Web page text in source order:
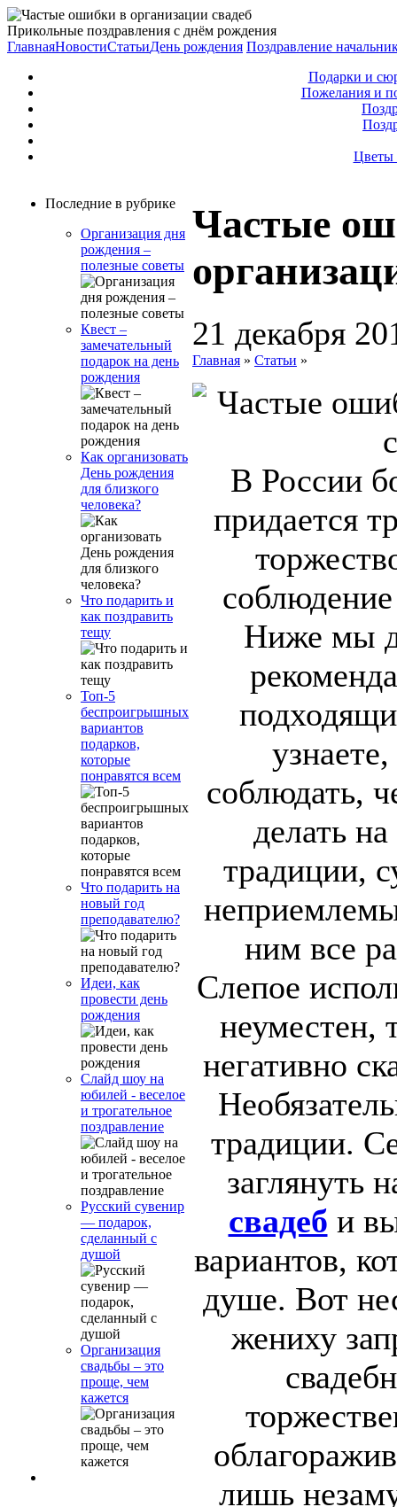
Прикольные поздравления с днём рождения
ГлавнаяНовостиСтатьиДень рождения Поздравление
Подарки и
Пожелания и
Цветы
Последние в рубрике
Организация дня
рождения –
полезные советы
Квест –
замечательный
подарок на день
рождения
Как организовать
День рождения
для близкого
человека?
Что подарить и
как поздравить
тещу
Топ-5
беспроигрышных
вариантов
подарков,
которые
понравятся всем
Что подарить на
новый год
преподавателю?
Идеи, как
провести день
рождения
Слайд шоу на
юбилей - веселое
и трогательное
поздравление
Русский сувенир
— подарок,
сделанный с
душой
Организация
свадьбы – это
проще, чем
кажется
Частые
21 декабря
Главная » Статьи »
В России
придается
Ниже мы
соблюдать,
делать
традиции,
ним все
Слепое
неуместен,
негативно
традиции.
заглянуть
свадеб и
вариантов,
душе. Вот
жениху
лишь